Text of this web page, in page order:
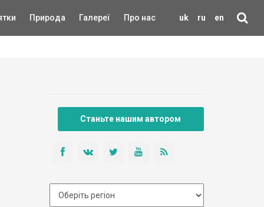
uk ru en
Природа Галереї Про нас
Станьте нашим автором